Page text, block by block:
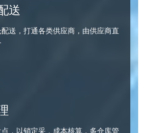
送
送，打通各类供应商，由供应商直
，以销定采，成本核算，多仓库管